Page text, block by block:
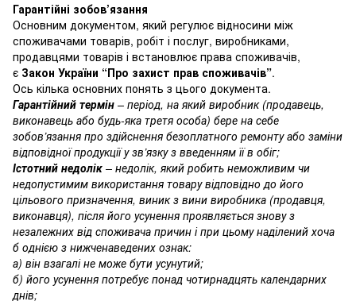
Гарантійні зобов’язання
Основним документом, який регулює відносини між
споживачами товарів, робіт і послуг, виробниками,
продавцями товарів і встановлює права споживачів,
є Закон України “Про захист прав споживачів”.
Ось кілька основних понять з цього документа.
Гарантійний термін – період, на який виробник (продавець,
виконавець або будь-яка третя особа) бере на себе
зобов’язання про здійснення безоплатного ремонту або заміни
відповідної продукції у зв’язку з введенням її в обіг;
Істотний недолік – недолік, який робить неможливим чи
недопустимим використання товару відповідно до його
цільового призначення, виник з вини виробника (продавця,
виконавця), після його усунення проявляється знову з
незалежних від споживача причин і при цьому наділений хоча
б однією з нижченаведених ознак:
а) він взагалі не може бути усунутий;
б) його усунення потребує понад чотирнадцять календарних
днів;